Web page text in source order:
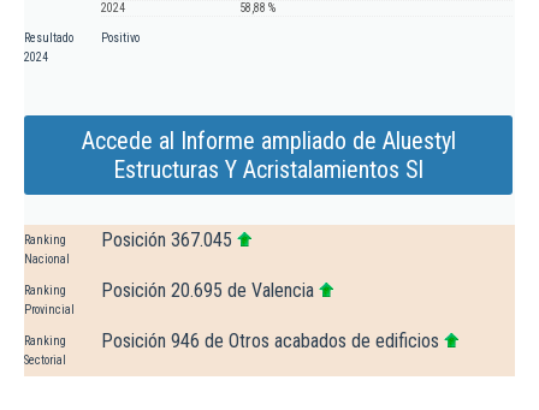
2024
58,88 %
Resultado
2024
Positivo
Accede al Informe ampliado de Aluestyl
Estructuras Y Acristalamientos Sl
Ranking
Nacional
Posición 367.045
Ranking
Provincial
Posición 20.695 de Valencia
Ranking
Sectorial
Posición 946 de Otros acabados de edificios